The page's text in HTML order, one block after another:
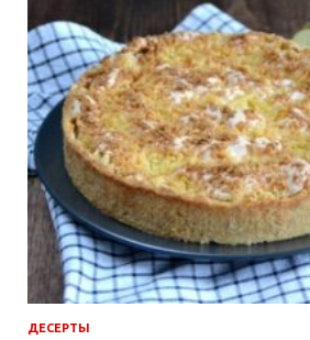
ДЕСЕРТЫ